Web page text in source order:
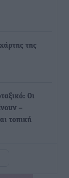
της
Οι
–
τοπική